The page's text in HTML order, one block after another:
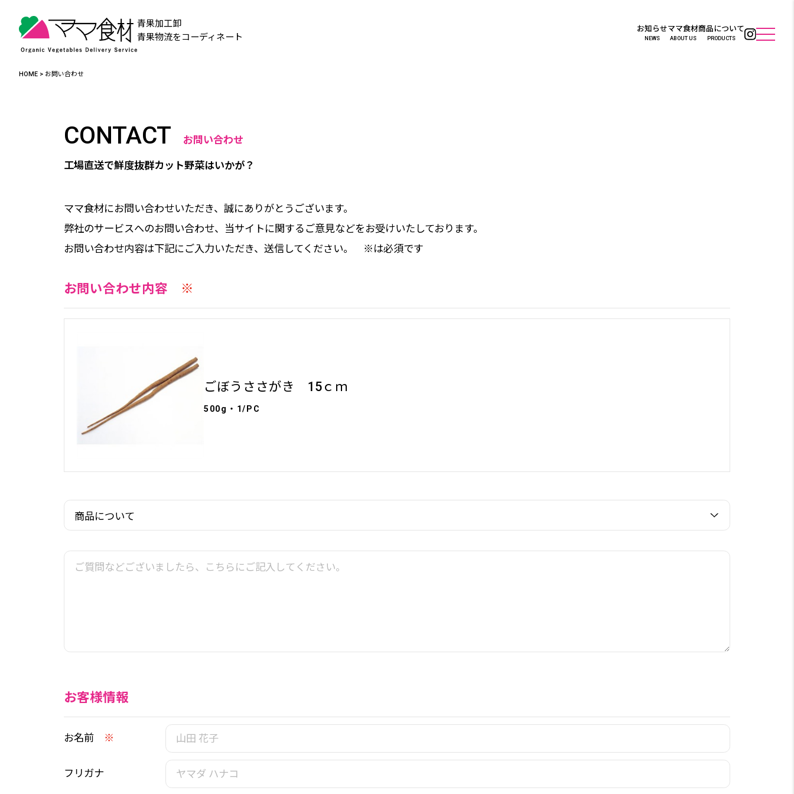
青果加工卸
青果物流をコーディネート
お知らせ
NEWS
ママ食材
ABOUT US
商品について
PRODUCTS
HOME > お問い合わせ
CONTACT お問い合わせ
工場直送で鮮度抜群カット野菜はいかが？
ママ食材にお問い合わせいただき、誠にありがとうございます。
弊社のサービスへのお問い合わせ、当サイトに関するご意見などをお受けいたしております。
お問い合わせ内容は下記にご入力いただき、送信してください。 ※は必須です
お問い合わせ内容 ※
ごぼうささがき 15ｃｍ
500g・1/PC
お客様情報
お名前 ※
フリガナ